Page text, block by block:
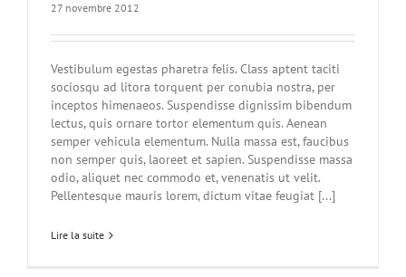
27 novembre 2012
Vestibulum egestas pharetra felis. Class aptent taciti
sociosqu ad litora torquent per conubia nostra, per
inceptos himenaeos. Suspendisse dignissim bibendum
lectus, quis ornare tortor elementum quis. Aenean
semper vehicula elementum. Nulla massa est, faucibus
non semper quis, laoreet et sapien. Suspendisse massa
odio, aliquet nec commodo et, venenatis ut velit.
Pellentesque mauris lorem, dictum vitae feugiat [...]
Lire la suite